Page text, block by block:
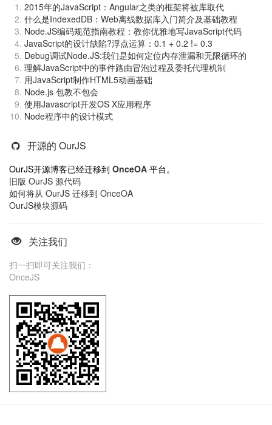
2015年的JavaScript：Angular之类的框架将被库取代
什么是IndexedDB：Web离线数据库入门简介及基础教程
Node.JS编码规范指南教程：教你优雅地写JavaScript代码
JavaScript的设计缺陷?浮点运算：0.1 + 0.2 != 0.3
Debug调试Node.JS:我们是如何定位内存泄漏和无限循环的
理解JavaScript中的事件路由冒泡过程及委托代理机制
用JavaScript制作HTML5动画基础
Node.js 包教不包会
使用Javascript开发OS X应用程序
Node程序中的设计模式
开源的 OurJS
OurJS开源博客已经迁移到 OnceOA 平台。
旧版 OurJS 源代码
如何将从 OurJS 迁移到 OnceOA
OurJS模块源码
关注我们
扫一扫即可关注我们：
OnceJS